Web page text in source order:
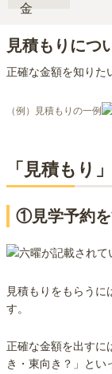
見積もりにつ
正確な金額を知りた
（例）見積もりの一例
「見積もり
①見学予約を
見積もりをもらう
す。
正確な金額を出すに
き・東向き？」とい